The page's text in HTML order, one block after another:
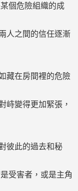
個危險組織的成
人之間的信任逐漸
藏在房間裡的危險
峙變得更加緊張，
彼此的過去和秘
受害者，或是主角